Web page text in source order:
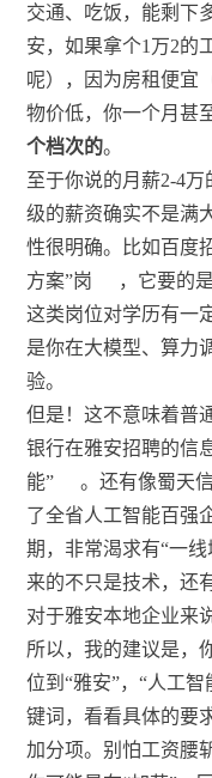
交通、吃饭，能剩下
安，如果拿个1万2的
呢），因为房租便宜
物价低，你一个月甚
个档次的。
至于你说的月薪2-4
级的薪资确实不是满
性很明确。比如百度
方案”岗
，它要的
这类岗位对学历有一
是你在大模型、算力
验。
但是！这不意味着普
银行在雅安招聘的信
能”
。还有像蜀天
了全省人工智能百强
期，非常渴求有“一
来的不只是技术，还
对于雅安本地企业来
所以，我的建议是，
位到“雅安”，“人工
键词，看看具体的要
加分项。别怕工资腰